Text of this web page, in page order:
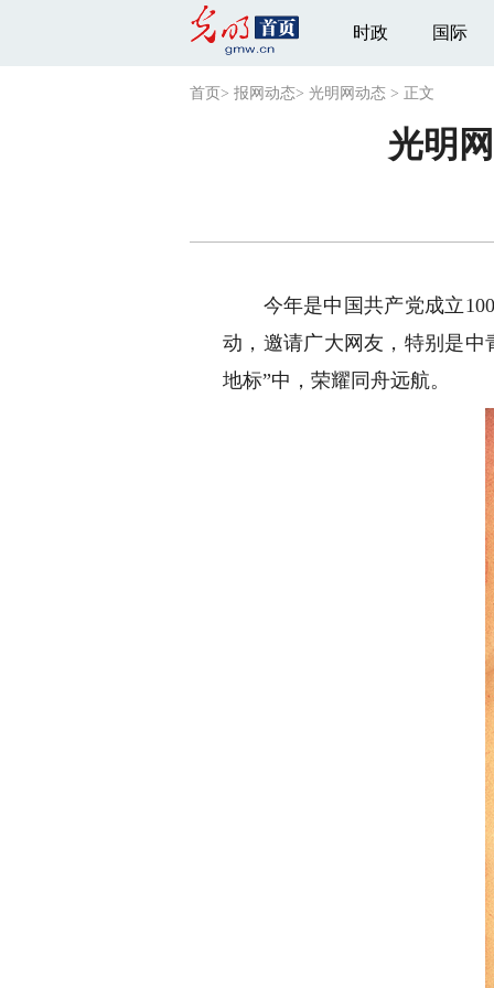
时政 国际
首页 > 报网动态> 光明网动态 > 正文
光明
今年是中国共产党成立100
动，邀请广大网友，特别是中
地标”中，荣耀同舟远航。